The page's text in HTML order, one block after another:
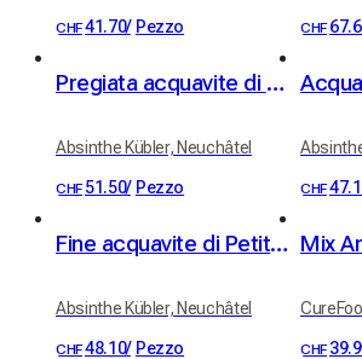
CHF41.70/ Pezzo CHF
Pregiata acquavite di pere Williams Kübler 42% vol. 50cl
Absinthe Kübler, Neuchâtel
CHF 51.50/ Pezzo CHF
Fine acquavite di Petite Prune Kübler, 41% vol.
Absinthe Kübler, Neuchâtel
CHF48.10/ Pezzo
Mix
CHF